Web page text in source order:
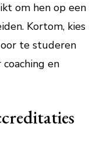
om hen op een
Kortom, kies
te studeren
en